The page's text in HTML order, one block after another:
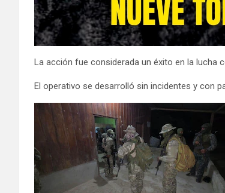
La acción fue considerada un éxito en la lucha
El operativo se desarrolló sin incidentes y con